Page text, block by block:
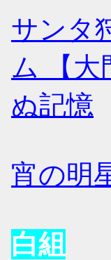
サンタ
ム 【大
ぬ記憶
宵の明
白組